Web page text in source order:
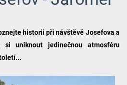
historii při návštěvě Josefova a
si uniknout jedinečnou atmosféru